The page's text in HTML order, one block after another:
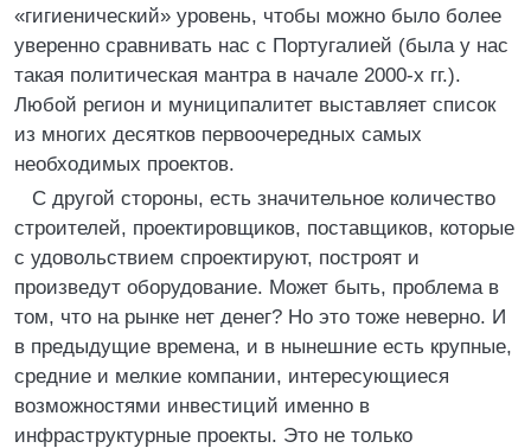
«гигиенический» уровень, чтобы можно было более
уверенно сравнивать нас с Португалией (была у нас
такая политическая мантра в начале 2000-х гг.).
Любой регион и муниципалитет выставляет список
из многих десятков первоочередных самых
необходимых проектов.
С другой стороны, есть значительное количество
строителей, проектировщиков, поставщиков, которые
с удовольствием спроектируют, построят и
произведут оборудование. Может быть, проблема в
том, что на рынке нет денег? Но это тоже неверно. И
в предыдущие времена, и в нынешние есть крупные,
средние и мелкие компании, интересующиеся
возможностями инвестиций именно в
инфраструктурные проекты. Это не только